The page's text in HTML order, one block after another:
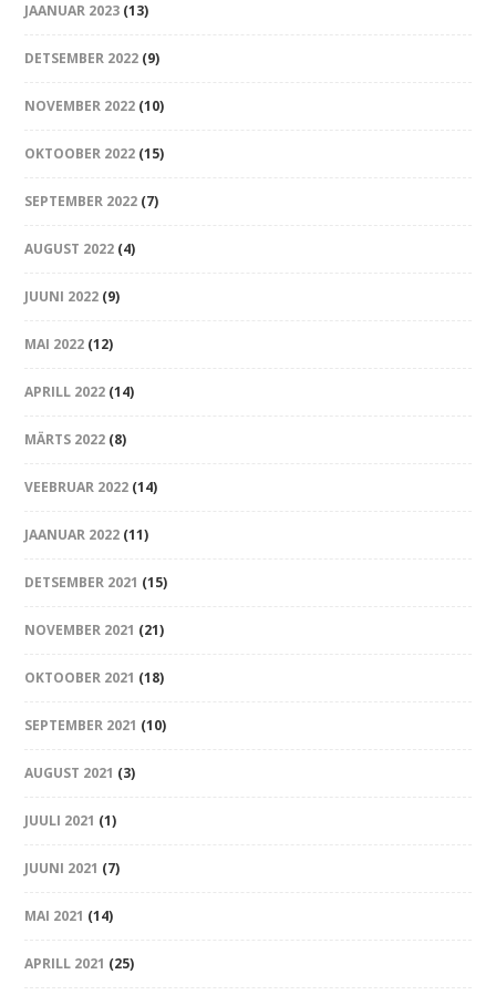
JAANUAR 2023 (13)
DETSEMBER 2022 (9)
NOVEMBER 2022 (10)
OKTOOBER 2022 (15)
SEPTEMBER 2022 (7)
AUGUST 2022 (4)
JUUNI 2022 (9)
MAI 2022 (12)
APRILL 2022 (14)
MÄRTS 2022 (8)
VEEBRUAR 2022 (14)
JAANUAR 2022 (11)
DETSEMBER 2021 (15)
NOVEMBER 2021 (21)
OKTOOBER 2021 (18)
SEPTEMBER 2021 (10)
AUGUST 2021 (3)
JUULI 2021 (1)
JUUNI 2021 (7)
MAI 2021 (14)
APRILL 2021 (25)